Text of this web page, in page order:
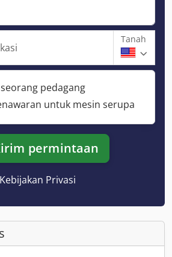
Tanah
pedagang
untuk mesin serupa
permintaan
Kebijakan Privasi